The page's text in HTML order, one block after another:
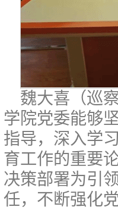
魏大喜（巡
学院党委能够
指导，深入学
育工作的重要
决策部署为引
任，不断强化